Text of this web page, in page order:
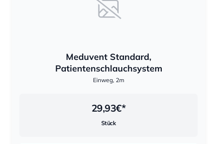
Meduvent Standard,
Patientenschlauchsystem
Einweg, 2m
29,93€*
Stück